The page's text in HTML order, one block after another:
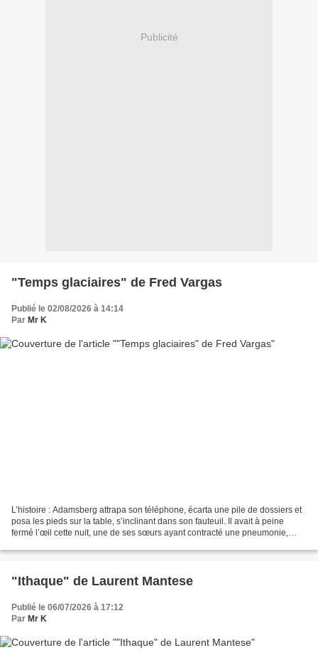
Publicité
"Temps glaciaires" de Fred Vargas
Publié le 02/08/2026 à 14:14
Par Mr K
L’histoire : Adamsberg attrapa son téléphone, écarta une pile de dossiers et
posa les pieds sur la table, s’inclinant dans son fauteuil. Il avait à peine
fermé l’œil cette nuit, une de ses sœurs ayant contracté une pneumonie,
"Ithaque" de Laurent Mantese
Publié le 06/07/2026 à 17:12
Par Mr K